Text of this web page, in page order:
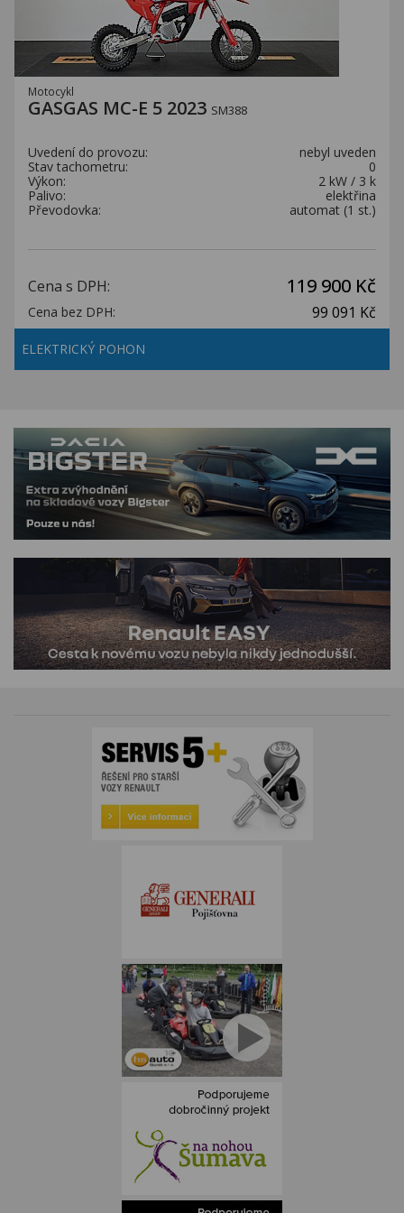
Motocykl
GASGAS MC-E 5 2023 SM388
Uvedení do provozu:
nebyl uveden
Stav tachometru:
0
Výkon:
2 kW / 3 k
Palivo:
elektřina
Převodovka:
automat (1 st.)
Cena s DPH: 119 900 Kč
Cena bez DPH: 99 091 Kč
ELEKTRICKÝ POHON